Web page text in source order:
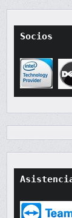
Socios